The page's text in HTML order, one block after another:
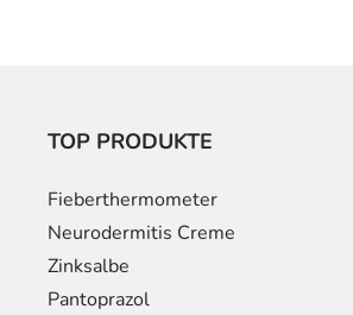
TOP PRODUKTE
Fieberthermometer
Neurodermitis Creme
Zinksalbe
Pantoprazol